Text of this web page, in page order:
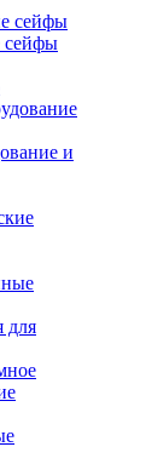
сейфы
и
для